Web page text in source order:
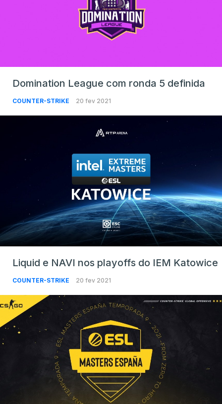
Domination League com ronda 5 definida
COUNTER-STRIKE 20 fev 2021
Liquid e NAVI nos playoffs do IEM Katowice
COUNTER-STRIKE 20 fev 2021